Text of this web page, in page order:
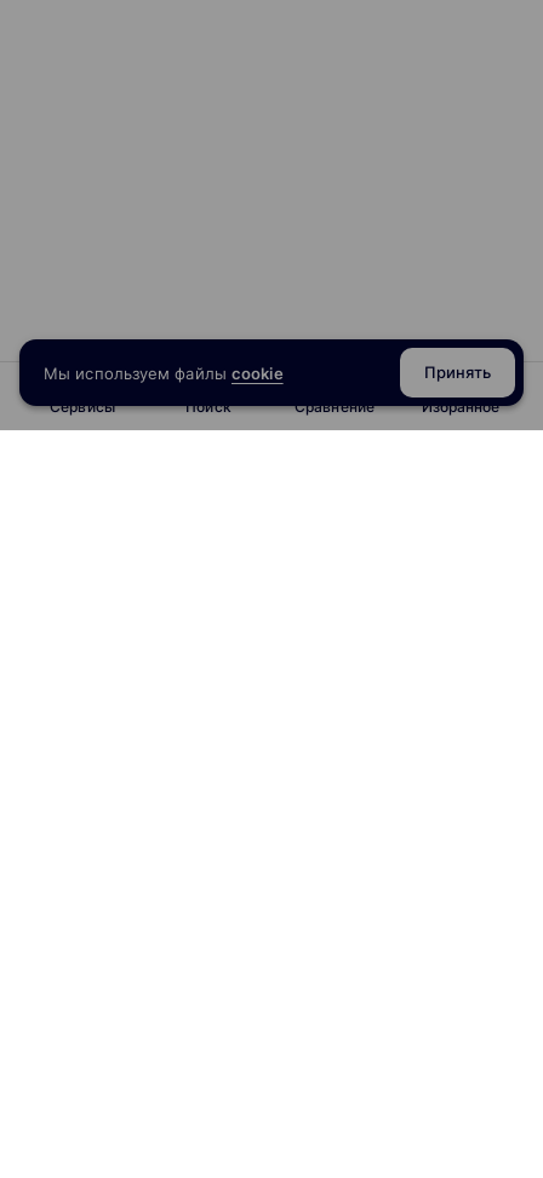
Сервисы Поиск Сравнение Избранное
Мы используем файлы cookie Принять